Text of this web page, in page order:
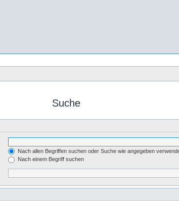
Suche
Nach allen Begriffen suchen oder Suche wie angegeben
Nach einem Begriff suchen